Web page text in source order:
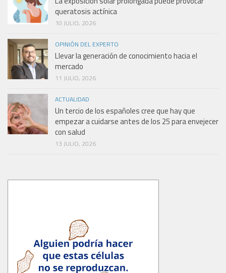
queratosis actínica
10 JULIO, 2026
OPINIÓN DEL EXPERTO
Llevar la generación de conocimiento hacia el
mercado
11 JULIO, 2026
ACTUALIDAD
Un tercio de los españoles cree que hay que
empezar a cuidarse antes de los 25 para envejecer
con salud
13 JULIO, 2026